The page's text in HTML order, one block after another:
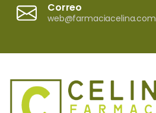
Correo
web@farmaciacelina.com